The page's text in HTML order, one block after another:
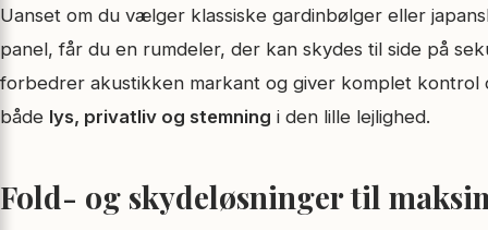
Uanset om du vælger klassiske gardinbølger eller
panel, får du en rumdeler, der kan skydes til side på
forbedrer akustikken markant og giver komplet kontrol
både lys, privatliv og stemning i den lille lejlighed.
Fold- og skydeløsninger til